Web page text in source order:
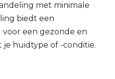
met minimale
biedt een
een gezonde en
huidtype of -conditie.